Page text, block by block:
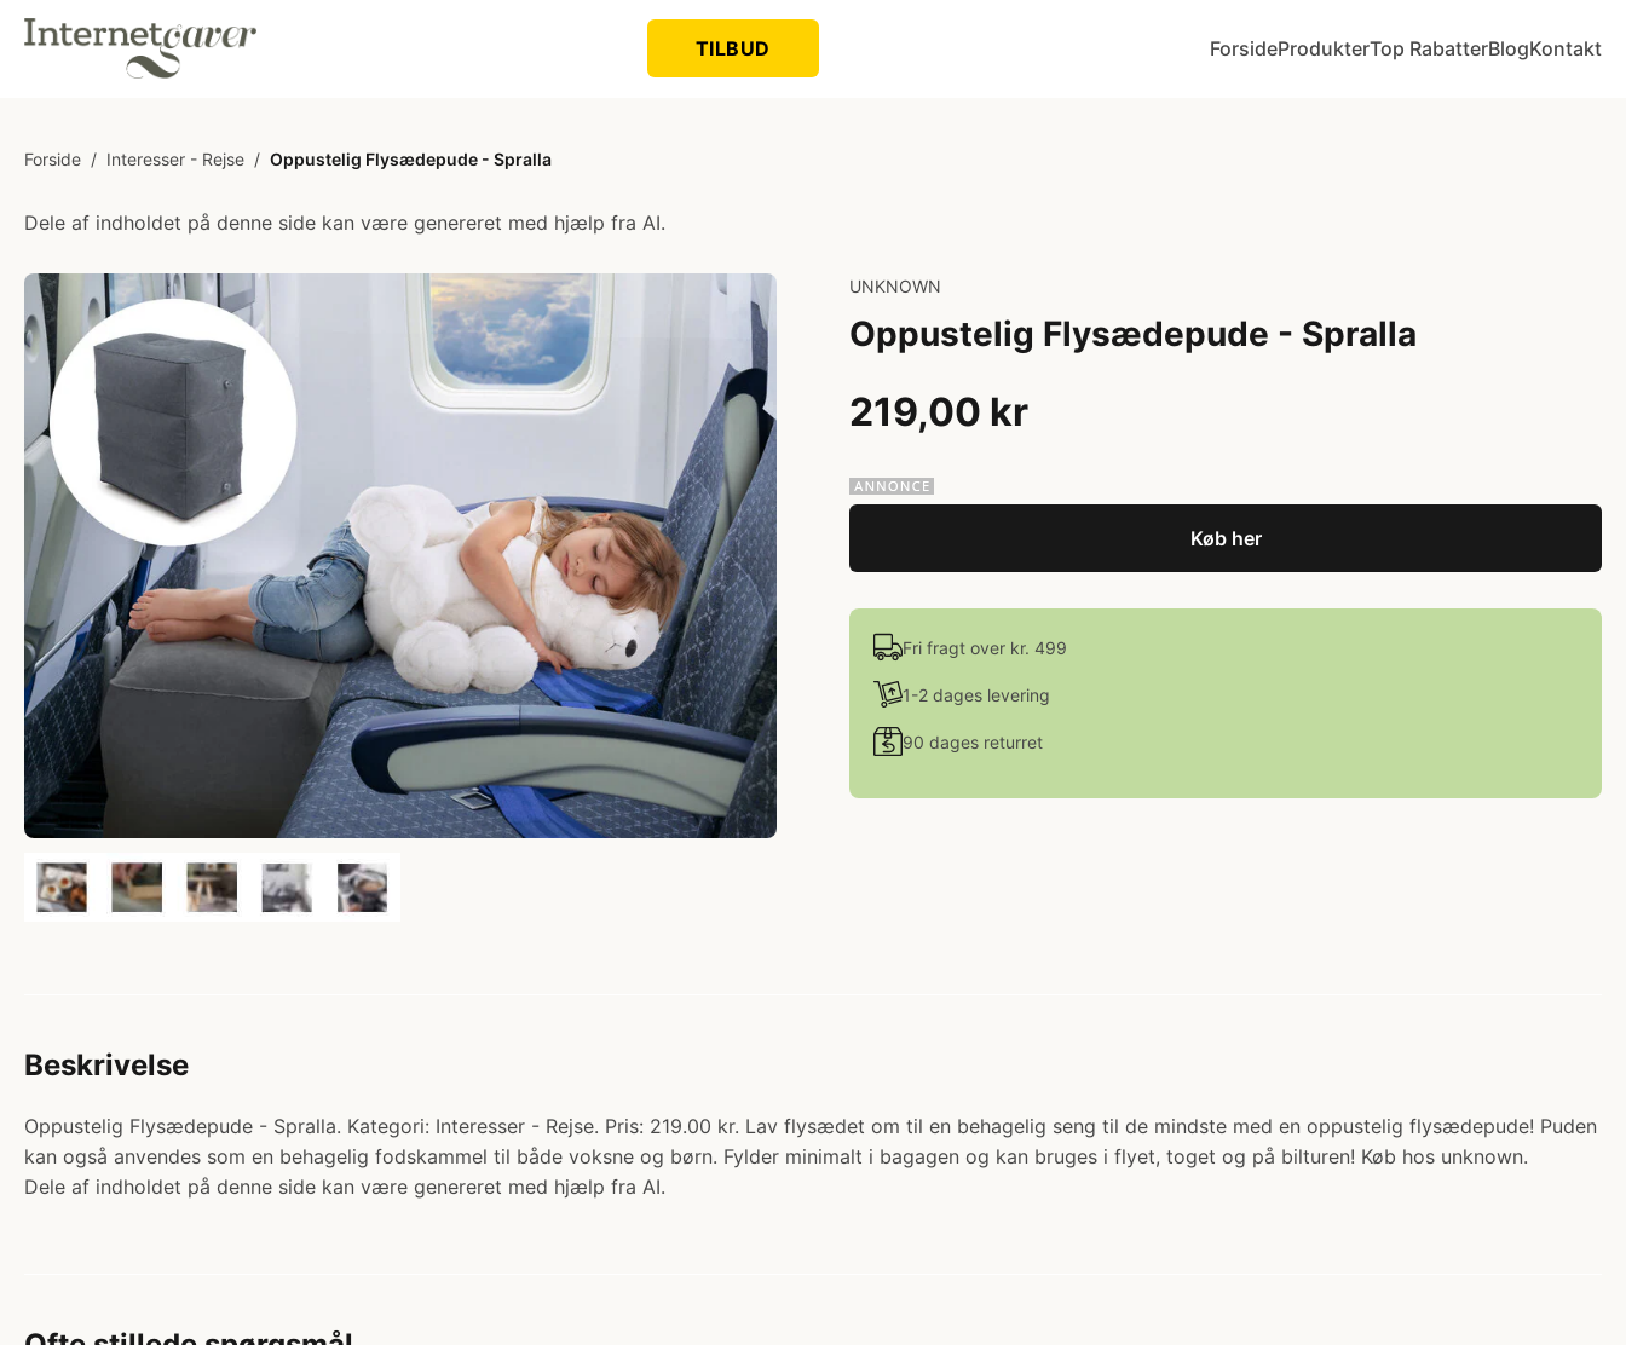
TILBUD ForsideProdukterTop RabatterBlogKontakt
Forside / Interesser - Rejse / Oppustelig Flysædepude - Spralla
Dele af indholdet på denne side kan være genereret med hjælp fra AI.
UNKNOWN
Oppustelig Flysædepude - Spralla
219,00 kr
Køb her
Fri fragt over kr. 499
1-2 dages levering
90 dages returret
Beskrivelse
Oppustelig Flysædepude - Spralla. Kategori: Interesser - Rejse. Pris: 219.00 kr. Lav flysædet om til en behagelig seng til de mindste med en oppustelig flysædepude! Puden
kan også anvendes som en behagelig fodskammel til både voksne og børn. Fylder minimalt i bagagen og kan bruges i flyet, toget og på bilturen! Køb hos unknown.
Dele af indholdet på denne side kan være genereret med hjælp fra AI.